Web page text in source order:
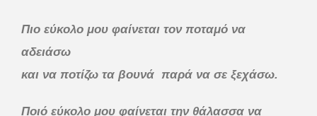
Πιο εύκολο μου φαίνεται τον ποταμό να
αδειάσω
και να ποτίζω τα βουνά παρά να σε ξεχάσω.
Ποιό εύκολο μου φαίνεται την θάλασσα να